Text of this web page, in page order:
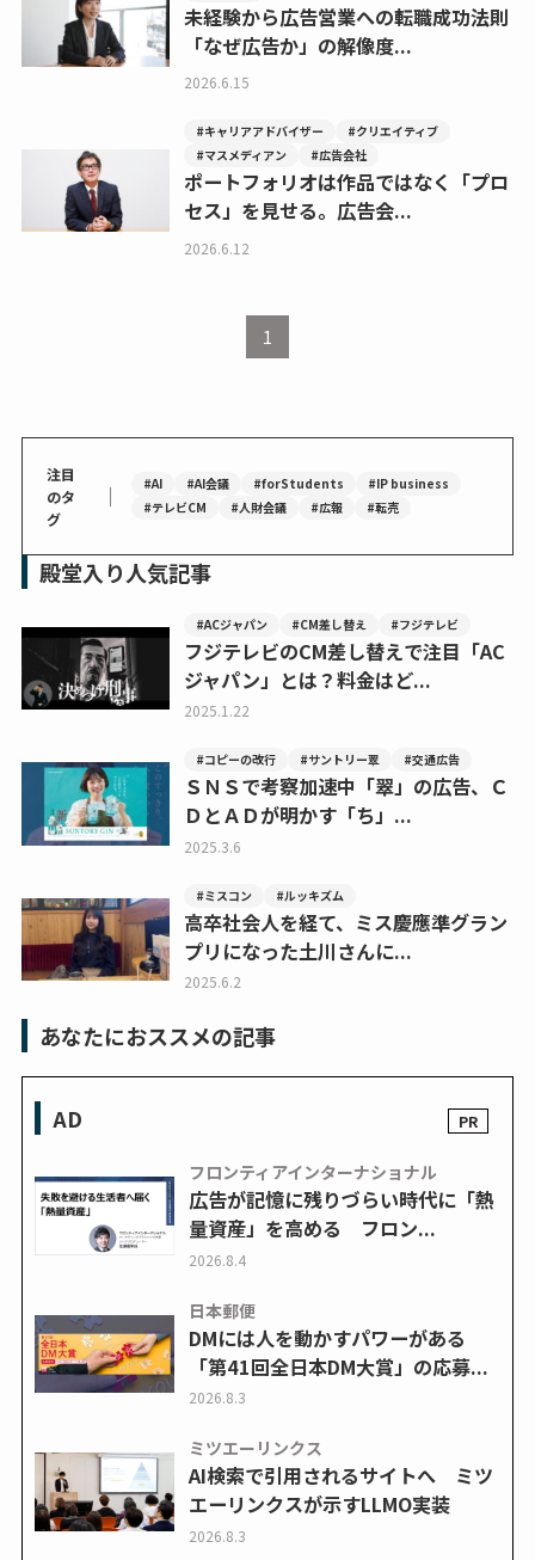
未経験から広告営業への転職成功法則
「なぜ広告か」の解像度...
2026.6.15
#キャリアアドバイザー
#クリエイティブ
#マスメディアン
#広告会社
ポートフォリオは作品ではなく「プロ
セス」を見せる。広告会...
2026.6.12
1
注目
のタ
グ
｜ #AI #AI会議 #forStudents
#IP business
#テレビCM
#人財会議 #広報 #転売
殿堂入り人気記事
#ACジャパン #CM差し替え #フジテレビ
フジテレビのCM差し替えで注目「AC
ジャパン」とは？料金はど...
2025.1.22
#コピーの改行 #サントリー翠 #交通広告
ＳＮＳで考察加速中「翠」の広告、Ｃ
ＤとＡＤが明かす「ち」...
2025.3.6
#ミスコン #ルッキズム
高卒社会人を経て、ミス慶應準グラン
プリになった土川さんに...
2025.6.2
あなたにおススメの記事
AD
フロンティアインターナショナル
広告が記憶に残りづらい時代に「熱
量資産」を高める フロン...
2026.8.4
日本郵便
DMには人を動かすパワーがある
「第41回全日本DM大賞」の応募...
2026.8.3
ミツエーリンクス
AI検索で引用されるサイトへ ミツ
エーリンクスが示すLLMO実装
2026.8.3